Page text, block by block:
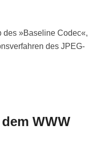
des »Baseline Codec«,
des JPEG-
WWW